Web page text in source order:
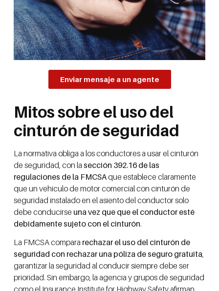
Enviar mensaje a un agente
Mitos sobre el uso del
cinturón de seguridad
La normativa obliga a los conductores a usar el cinturón
de seguridad, con la sección 392.16 de las
regulaciones de la FMCSAque establece claramente
que un vehículo de motor comercial con cinturón de
seguridad instalado en el asiento del conductor solo
debe conducirse una vez que que el conductor esté
debidamente sujeto con el cinturón.
La FMCSA compara rechazar el uso del cinturón de
seguridad con rechazar una póliza de seguro gratuita,
garantizar la seguridad al conducir siempre debe ser
prioridad. Sin embargo, la agencia y grupos de seguridad